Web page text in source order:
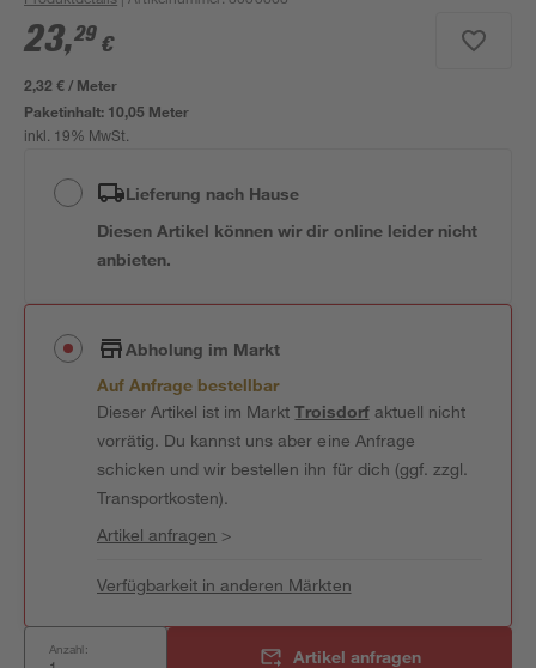
23,29 €
2,32 € / Meter
Paketinhalt: 10,05 Meter
inkl. 19% MwSt.
Lieferung nach Hause
Diesen Artikel können wir dir online leider nicht
anbieten.
Abholung im Markt
Auf Anfrage bestellbar
Dieser Artikel ist im MarktTroisdorfaktuell nicht
vorrätig. Du kannst uns aber eine Anfrage
schicken und wir bestellen ihn für dich (ggf. zzgl.
Transportkosten).
Artikel anfragen >
Verfügbarkeit in anderen Märkten
Anzahl: Artikel anfragen